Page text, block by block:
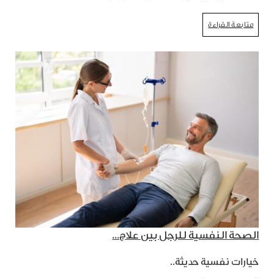
متابعة القراءة
الصحة النفسية للرجل بين علاج...
خيارات نفسية حديثة..